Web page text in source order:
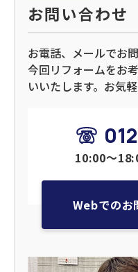
お問い合わせ
お電話、メールでお
今回リフォームをお
いいたします。お気
10:00～
Webでのお